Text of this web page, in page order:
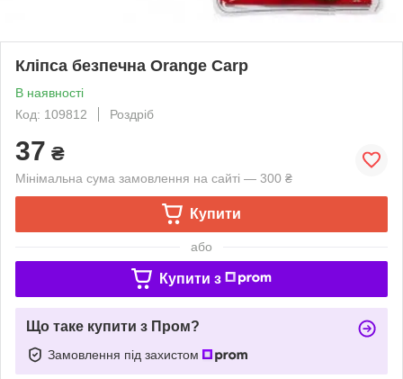
Кліпса безпечна Orange Carp
В наявності
Код: 109812
Роздріб
37 ₴
Мінімальна сума замовлення на сайті — 300 ₴
Купити
або
Купити з
Що таке купити з Пром?
Замовлення під захистом